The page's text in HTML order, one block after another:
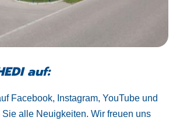
auf:
Facebook, Instagram, YouTube und
alle Neuigkeiten. Wir freuen uns